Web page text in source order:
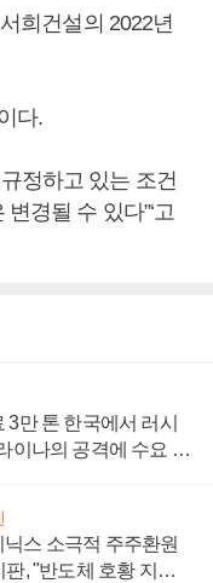
희건설의 2022년
다.
정하고 있는 조건
경될 수 있다”‘고
3만 톤 한국에서 러시
이나의 공격에 수요 늘
스 소극적 주주환원
, "반도체 호황 지속